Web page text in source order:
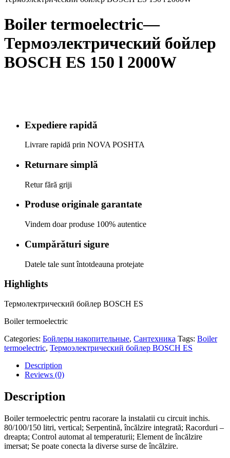
Boiler termoelectric—
Термоэлектрический бойлер
BOSCH ES 150 l 2000W
Expediere rapidă
Livrare rapidă prin NOVA POSHTA
Returnare simplă
Retur fără griji
Produse originale garantate
Vindem doar produse 100% autentice
Cumpărături sigure
Datele tale sunt întotdeauna protejate
Highlights
Термолектрический бойлер BOSCH ES
Boiler termoelectric
Categories: Бойлеры накопительные, Сантехника Tags: Boiler
termoelectric, Термоэлектрический бойлер BOSCH ES
Description
Reviews (0)
Description
Boiler termoelectric pentru racorare la instalatii cu circuit inchis.
80/100/150 litri, vertical; Serpentină, încălzire integrată; Racorduri –
dreapta; Control automat al temperaturii; Element de încălzire
imersat; Se poate conecta la diverse surse de încălzire.